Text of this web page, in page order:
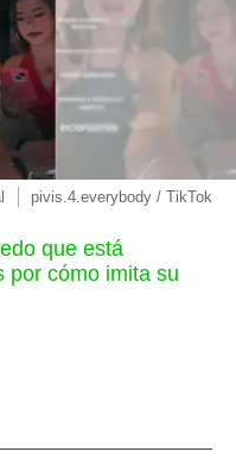
pivis.4.everybody / TikTok
que está
por cómo imita su